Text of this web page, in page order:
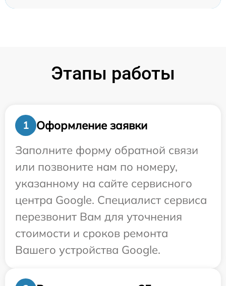
Этапы работы
1
Оформление заявки
Заполните форму обратной связи
или позвоните нам по номеру,
указанному на сайте сервисного
центра Google. Специалист сервиса
перезвонит Вам для уточнения
стоимости и сроков ремонта
Вашего устройства Google.